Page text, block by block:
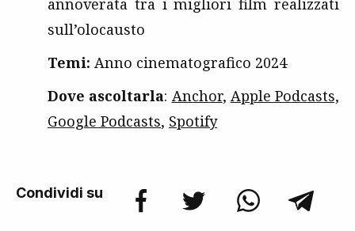
sull’olocausto
Temi: Anno cinematografico 2024
Dove ascoltarla: Anchor, Apple Podcasts,
Google Podcasts, Spotify
Condividi su